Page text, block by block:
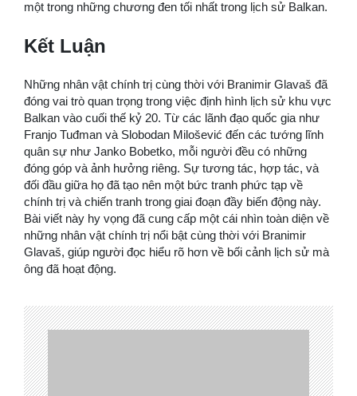
một trong những chương đen tối nhất trong lịch sử Balkan.
Kết Luận
Những nhân vật chính trị cùng thời với Branimir Glavaš đã
đóng vai trò quan trọng trong việc định hình lịch sử khu vực
Balkan vào cuối thế kỷ 20. Từ các lãnh đạo quốc gia như
Franjo Tuđman và Slobodan Milošević đến các tướng lĩnh
quân sự như Janko Bobetko, mỗi người đều có những
đóng góp và ảnh hưởng riêng. Sự tương tác, hợp tác, và
đối đầu giữa họ đã tạo nên một bức tranh phức tạp về
chính trị và chiến tranh trong giai đoạn đầy biến động này.
Bài viết này hy vọng đã cung cấp một cái nhìn toàn diện về
những nhân vật chính trị nổi bật cùng thời với Branimir
Glavaš, giúp người đọc hiểu rõ hơn về bối cảnh lịch sử mà
ông đã hoạt động.